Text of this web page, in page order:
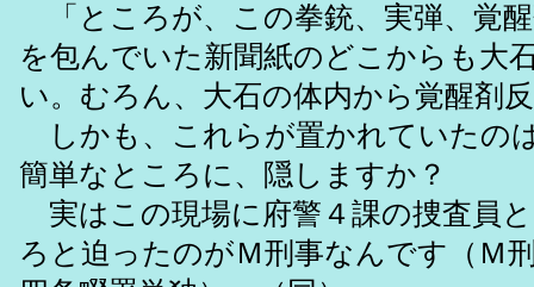
「ところが、この拳銃、実弾、覚
を包んでいた新聞紙のどこからも大
い。むろん、大石の体内から覚醒剤
しかも、これらが置かれていたの
簡単なところに、隠しますか？
実はこの現場に府警４課の捜査員
ろと迫ったのがＭ刑事なんです（Ｍ